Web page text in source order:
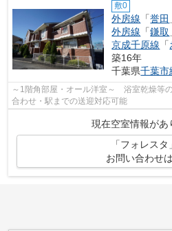
敷0
外房線 「誉田
外房線 「鎌取
京成千原線 「
築16年
千葉県千葉市
～1階角部屋・オール洋室～ 浴室乾燥等
合わせ・駅までの送迎対応可能
現在空室情報があ
「フォレス
お問い合わせ